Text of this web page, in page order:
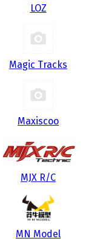
LOZ
Magic Tracks
Maxiscoo
MJX R/C
MN Model